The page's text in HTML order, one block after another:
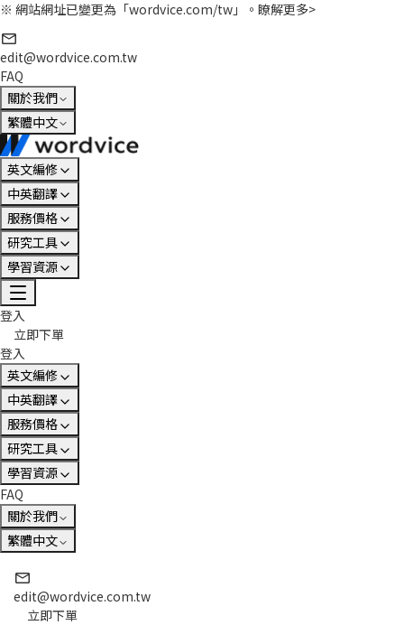
※ 網站網址已變更為「wordvice.com/tw」。 瞭解更多>
edit@wordvice.com.tw
FAQ
關於我們
繁體中文
英文編修
中英翻譯
服務價格
研究工具
學習資源
登入
立即下單
登入
英文編修
中英翻譯
服務價格
研究工具
學習資源
FAQ
關於我們
繁體中文
edit@wordvice.com.tw
立即下單